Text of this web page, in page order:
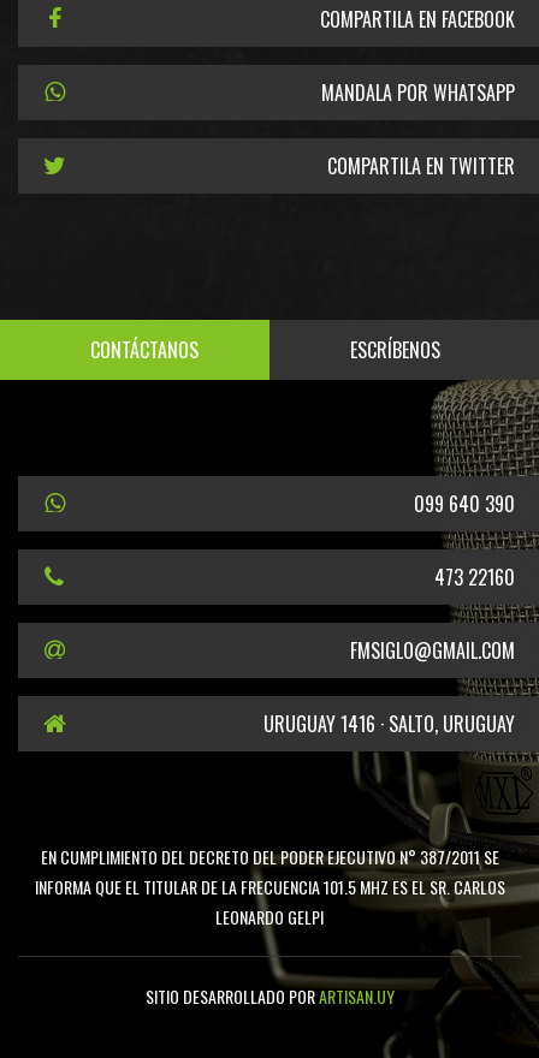
COMPARTILA EN FACEBOOK
MANDALA POR WHATSAPP
COMPARTILA EN TWITTER
CONTÁCTANOS ESCRÍBENOS
099 640 390
473 22160
FMSIGLO@GMAIL.COM
URUGUAY 1416 · SALTO, URUGUAY
EN CUMPLIMIENTO DEL DECRETO DEL PODER EJECUTIVO N° 387/2011 SE
INFORMA QUE EL TITULAR DE LA FRECUENCIA 101.5 MHZ ES EL SR. CARLOS
LEONARDO GELPI
SITIO DESARROLLADO PORARTISAN.UY